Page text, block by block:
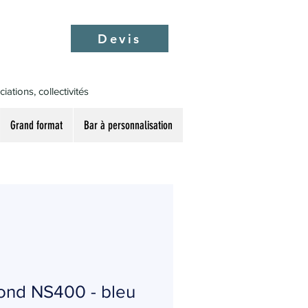
Devis
collectivités
Grand format Bar à personnalisation
NS400 - bleu